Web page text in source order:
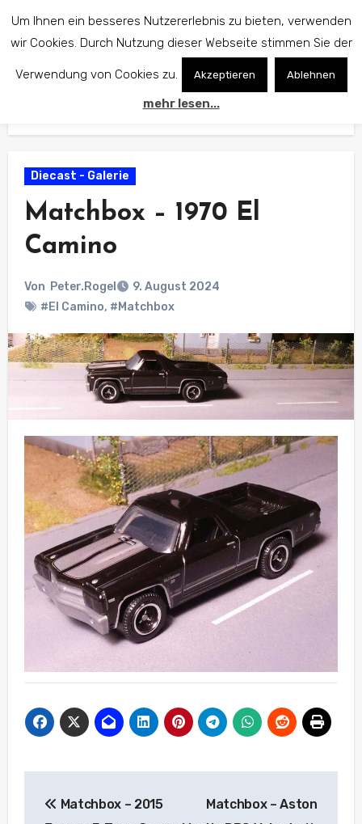
Diecast - Galerie
Matchbox – 1970 El
Camino
Von Peter.Rogel
9. August 2024
#El Camino, #Matchbox
Matchbox – 2015
Matchbox – Aston
Um Ihnen ein besseres Nutzererlebnis zu bieten, verwenden
wir Cookies. Durch Nutzung dieser Webseite stimmen Sie der
Verwendung von Cookies zu. Akzeptieren Ablehnen
mehr lesen...